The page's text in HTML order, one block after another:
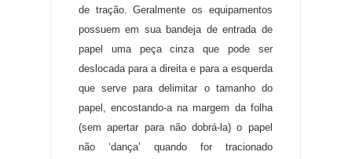
de tração.
Geralmente os equipamentos
possuem em sua bandeja de entrada de
papel uma peça cinza que pode ser
deslocada para a direita e para a esquerda
que serve para delimitar o tamanho do
papel, encostando-a na margem da folha
(sem apertar para não dobrá-la) o papel
não ‘dança’ quando for tracionado